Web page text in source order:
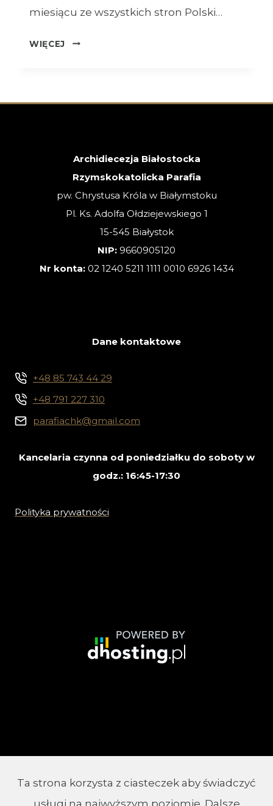
miesiącu ze wszystkich stron Polski…
WIĘCEJ
OGŁOSZENIA
ZWYKŁA
Archidiecezja Białostocka
Rzymskokatolicka Parafia
pw. Chrystusa Króla w Białymstoku
Pl. Ks. Adolfa Ołdziejewskiego 1
15-545 Białystok
NIP: 9660905120
Nr konta: 02 1240 5211 1111 0010 6926 1434
Dane kontaktowe
+48 85 743 44 29
+48 791 227 310
parafiachk@gmail.com
Kancelaria czynna od poniedziałku do soboty w
godz.: 16:45-17:30
Polityka prywatności
Ta strona korzysta z ciasteczek aby świadczyć
usługi na najwyższym poziomie. Dalsze